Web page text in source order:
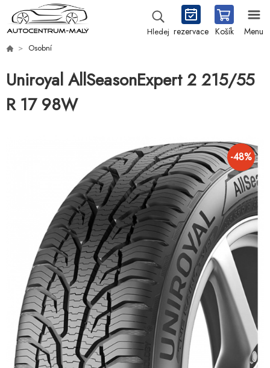
Hledej rezervace Košík Menu
Osobní
Uniroyal AllSeasonExpert 2 215/55
R 17 98W
-48%